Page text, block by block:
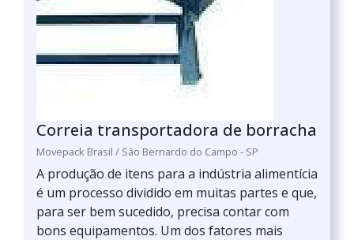
Correia transportadora de borracha
Movepack Brasil / São Bernardo do Campo - SP
A produção de itens para a indústria alimentícia
é um processo dividido em muitas partes e que,
para ser bem sucedido, precisa contar com
bons equipamentos. Um dos fatores mais